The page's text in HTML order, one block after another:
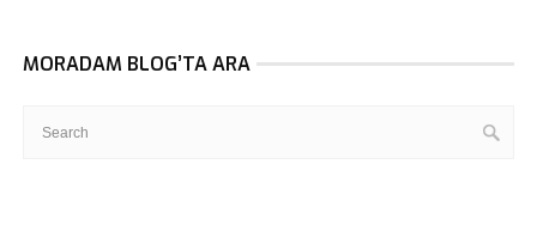
MORADAM BLOG’TA ARA